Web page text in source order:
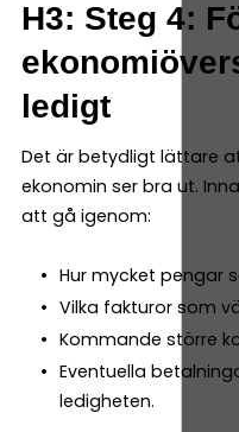
H3: Steg 4:
ledigt
Det är betydligt lättare
ekonomin ser bra ut.
att gå igenom:
Hur mycket pengar
Vilka fakturor som
Kommande större
Eventuella
ledigheten.